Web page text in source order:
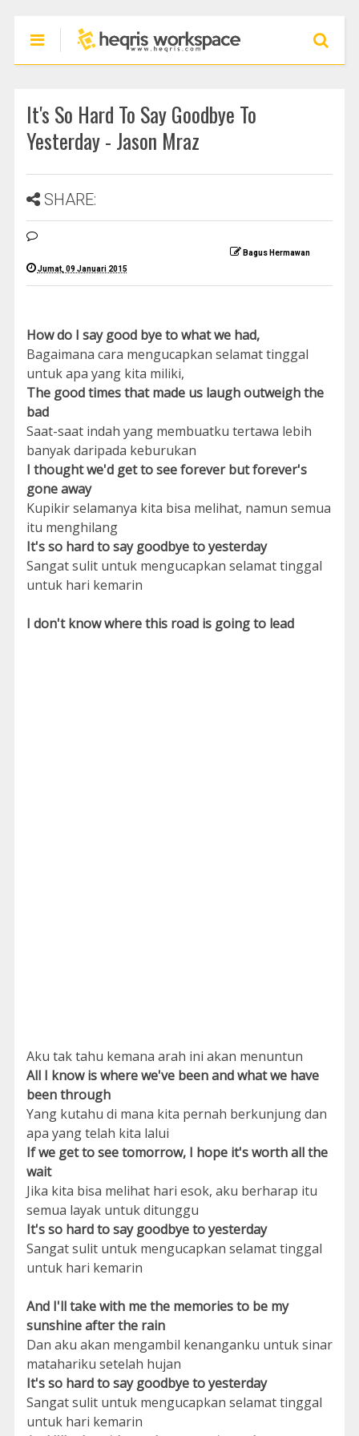
It's So Hard To Say Goodbye To
Yesterday - Jason Mraz
SHARE:
Bagus Hermawan
Jumat, 09 Januari 2015
How do I say good bye to what we had,
Bagaimana cara mengucapkan selamat tinggal
untuk apa yang kita miliki,
The good times that made us laugh outweigh the
bad
Saat-saat indah yang membuatku tertawa lebih
banyak daripada keburukan
I thought we'd get to see forever but forever's
gone away
Kupikir selamanya kita bisa melihat, namun semua
itu menghilang
It's so hard to say goodbye to yesterday
Sangat sulit untuk mengucapkan selamat tinggal
untuk hari kemarin
I don't know where this road is going to lead
Aku tak tahu kemana arah ini akan menuntun
All I know is where we've been and what we have
been through
Yang kutahu di mana kita pernah berkunjung dan
apa yang telah kita lalui
If we get to see tomorrow, I hope it's worth all the
wait
Jika kita bisa melihat hari esok, aku berharap itu
semua layak untuk ditunggu
It's so hard to say goodbye to yesterday
Sangat sulit untuk mengucapkan selamat tinggal
untuk hari kemarin
And I'll take with me the memories to be my
sunshine after the rain
Dan aku akan mengambil kenanganku untuk sinar
matahariku setelah hujan
It's so hard to say goodbye to yesterday
Sangat sulit untuk mengucapkan selamat tinggal
untuk hari kemarin